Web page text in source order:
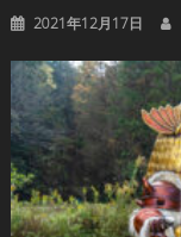
2021年12月17日